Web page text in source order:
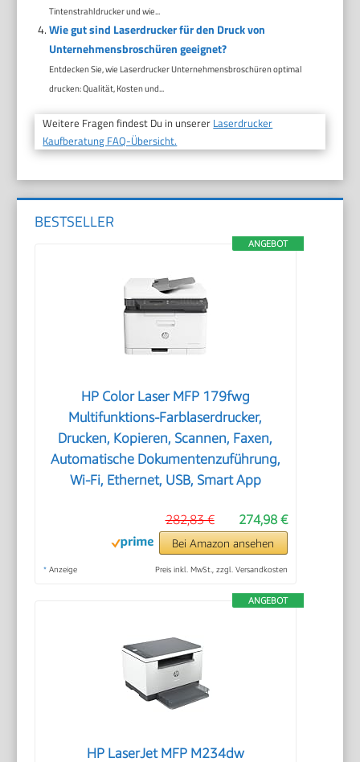
Tintenstrahldrucker und wie...
Wie gut sind Laserdrucker für den Druck von
Unternehmensbroschüren geeignet?
Entdecken Sie, wie Laserdrucker Unternehmensbroschüren optimal
drucken: Qualität, Kosten und...
Weitere Fragen findest Du in unserer Laserdrucker
Kaufberatung FAQ-Übersicht.
BESTSELLER
ANGEBOT
HP Color Laser MFP 179fwg
Multifunktions-Farblaserdrucker,
Drucken, Kopieren, Scannen, Faxen,
Automatische Dokumentenzuführung,
Wi-Fi, Ethernet, USB, Smart App
274,98 €
282,83 €
Bei Amazon ansehen
* Anzeige Preis inkl. MwSt., zzgl. Versandkosten
ANGEBOT
HP LaserJet MFP M234dw